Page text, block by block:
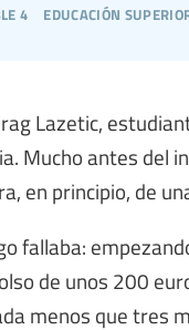
4 educación
Lazetic,
Mucho antes del
en principio, de
fallaba:
de unos 200
menos que tres